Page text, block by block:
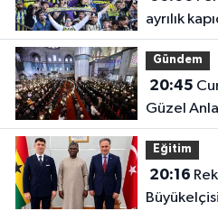
ayrılık
Gündem
20:45
Güzel
Sözleri..
Eğitim
20:16